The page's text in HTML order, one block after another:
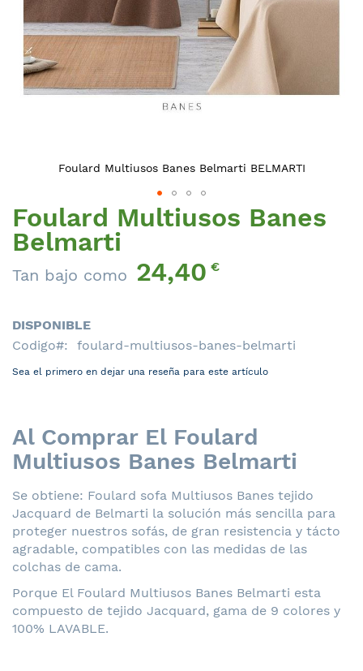
Foulard Multiusos Banes
Belmarti
Tan bajo como 24,40€
DISPONIBLE
Codigo
foulard-multiusos-banes-belmarti
Sea el primero en dejar una reseña para este artículo
Al Comprar El Foulard
Multiusos Banes Belmarti
Se obtiene: Foulard sofa Multiusos Banes tejido
Jacquard de Belmarti la solución más sencilla para
proteger nuestros sofás, de gran resistencia y tácto
agradable, compatibles con las medidas de las
colchas de cama.
Porque El Foulard Multiusos Banes Belmarti esta
compuesto de tejido Jacquard, gama de 9 colores y
100% LAVABLE.
Foulard Multiusos Banes Belmarti BELMARTI
Saltar
al
comienzo
de
la
de
imágenes